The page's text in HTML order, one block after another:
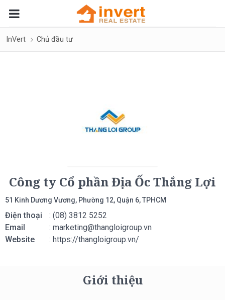
InVert Chủ đầu tư
Công ty Cổ phần Địa Ốc Thắng Lợi
51 Kinh Dương Vương, Phường 12, Quận 6, TPHCM
Điện thoại
: (08) 3812 5252
Email
: marketing@thangloigroup.vn
Website
: https://thangloigroup.vn/
Giới thiệu